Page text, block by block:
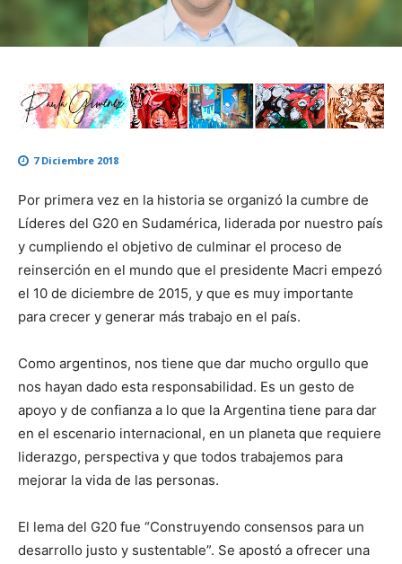
7 Diciembre 2018
Por primera vez en la historia se organizó la cumbre de
Líderes del G20 en Sudamérica, liderada por nuestro país
y cumpliendo el objetivo de culminar el proceso de
reinserción en el mundo que el presidente Macri empezó
el 10 de diciembre de 2015, y que es muy importante
para crecer y generar más trabajo en el país.
Como argentinos, nos tiene que dar mucho orgullo que
nos hayan dado esta responsabilidad. Es un gesto de
apoyo y de confianza a lo que la Argentina tiene para dar
en el escenario internacional, en un planeta que requiere
liderazgo, perspectiva y que todos trabajemos para
mejorar la vida de las personas.
El lema del G20 fue “Construyendo consensos para un
desarrollo justo y sustentable”. Se apostó a ofrecer una